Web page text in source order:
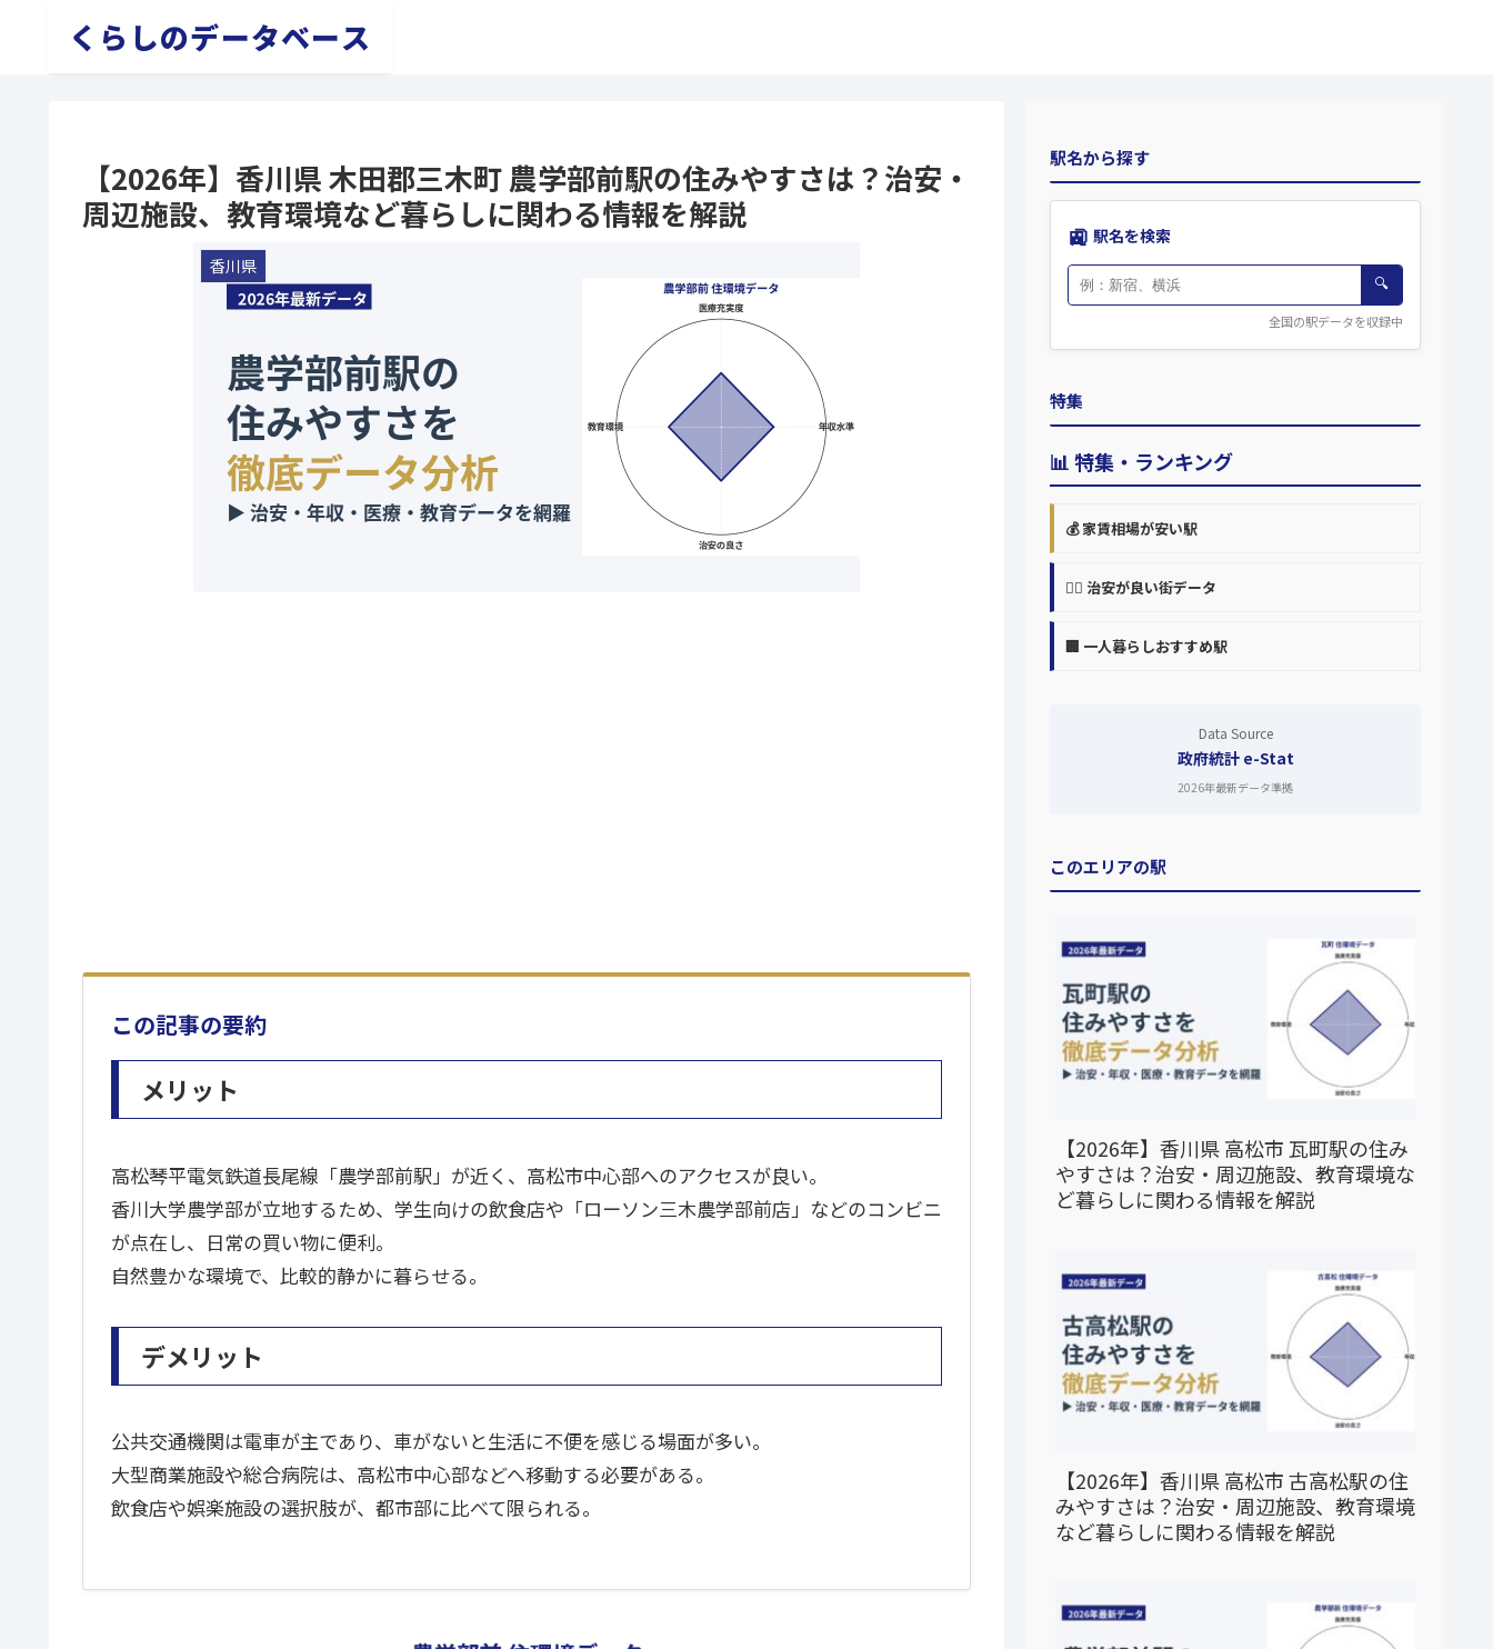
くらしのデータベース
【2026年】香川県 木田郡三木町 農学部前駅の住みやすさは？治安・
周辺施設、教育環境など暮らしに関わる情報を解説
香川県
この記事の要約
メリット
高松琴平電気鉄道長尾線「農学部前駅」が近く、高松市中心部へのアクセスが良い。
香川大学農学部が立地するため、学生向けの飲食店や「ローソン三木農学部前店」などのコンビニ
が点在し、日常の買い物に便利。
自然豊かな環境で、比較的静かに暮らせる。
デメリット
公共交通機関は電車が主であり、車がないと生活に不便を感じる場面が多い。
大型商業施設や総合病院は、高松市中心部などへ移動する必要がある。
飲食店や娯楽施設の選択肢が、都市部に比べて限られる。
駅名から探す
🚉 駅名を検索
🔍
全国の駅データを収録中
特集
📊 特集・ランキング
💰 家賃相場が安い駅
👮‍♀️ 治安が良い街データ
🏢 一人暮らしおすすめ駅
Data Source
政府統計 e-Stat
2026年最新データ準拠
このエリアの駅
【2026年】香川県 高松市 瓦町駅の住み
やすさは？治安・周辺施設、教育環境な
ど暮らしに関わる情報を解説
【2026年】香川県 高松市 古高松駅の住
みやすさは？治安・周辺施設、教育環境
など暮らしに関わる情報を解説